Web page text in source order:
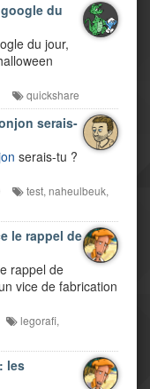
du
du jour,
quickshare
serais-
serais-tu ?
test, naheulbeuk,
le rappel de
rappel de
vice de fabrication
legorafi,
les